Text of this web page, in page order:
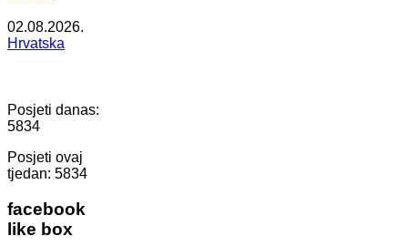
02.08.2026.
Hrvatska
Posjeti danas:
5834
Posjeti ovaj
tjedan: 5834
facebook
like box